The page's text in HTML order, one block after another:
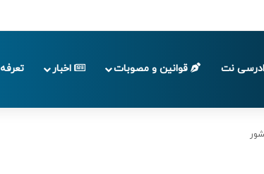
نت قوانین و مصوبات اخبار تعرفه